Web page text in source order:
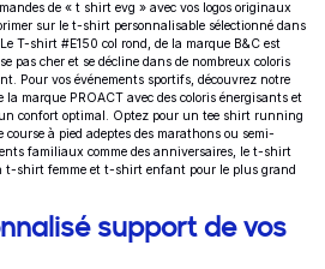
de « t shirt evg » avec vos logos originaux
sur le t-shirt personnalisable sélectionné dans
Le T-shirt #E150 col rond, de la marque B&C est
pas cher et se décline dans de nombreux coloris
Pour vos événements sportifs, découvrez notre
marque PROACT avec des coloris énergisants et
confort optimal. Optez pour un tee shirt running
à pied adeptes des marathons ou semi-
familiaux comme des anniversaires, le t-shirt
t-shirt femme et t-shirt enfant pour le plus grand
support de vos